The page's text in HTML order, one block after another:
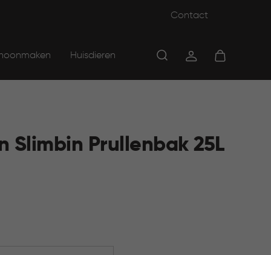
Contact
Huisdieren
Slimbin Prullenbak 25L